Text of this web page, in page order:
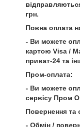
грн.
Повна оплата
- Ви можете
картою Visa /
приват-24 та
Пром-оплата:
- Ви можете
сервісу Пром
Повернення та
- Обмін /